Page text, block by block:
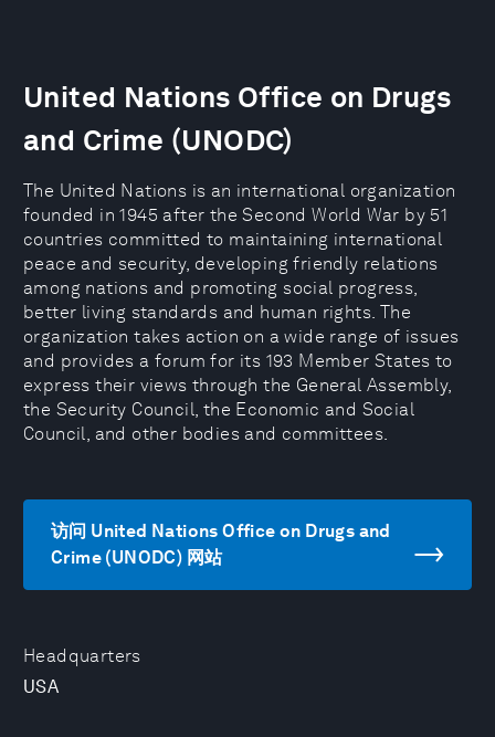
Headquarters
USA
United Nations Office on Drugs
and Crime (UNODC)
The United Nations is an international organization
founded in 1945 after the Second World War by 51
countries committed to maintaining international
peace and security, developing friendly relations
among nations and promoting social progress,
better living standards and human rights. The
organization takes action on a wide range of issues
and provides a forum for its 193 Member States to
express their views through the General Assembly,
the Security Council, the Economic and Social
Council, and other bodies and committees.
访问 United Nations Office on Drugs and
Crime (UNODC) 网站